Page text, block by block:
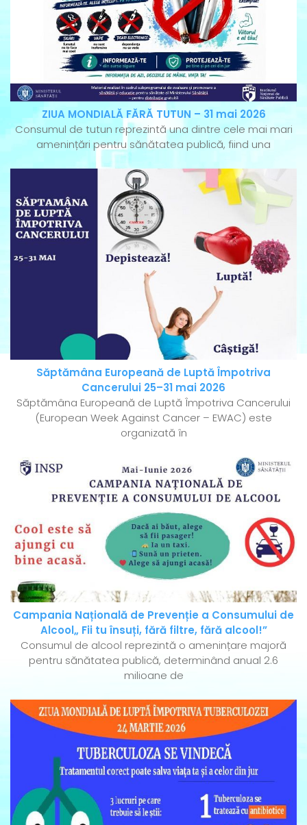
ZIUA MONDIALĂ FĂRĂ TUTUN – 31 mai 2026
Consumul de tutun reprezintă una dintre cele mai mari
amenințări pentru sănătatea publică, fiind una
Săptămâna Europeană de Luptă Împotriva
Cancerului 25–31 mai 2026
Săptămâna Europeană de Luptă Împotriva Cancerului
(European Week Against Cancer – EWAC) este
organizată în
Campania Națională de Prevenție a Consumului de
Alcool„ Fii tu însuți, fără filtre, fără alcool!”
Consumul de alcool reprezintă o amenințare majoră
pentru sănătatea publică, determinând anual 2.6
milioane de